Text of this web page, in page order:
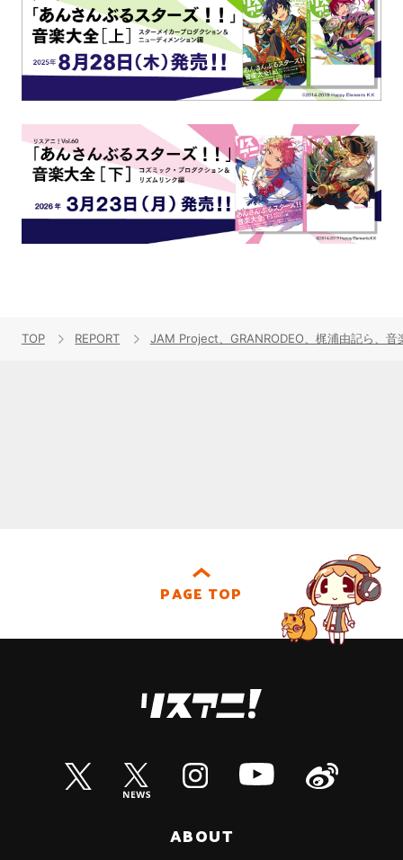
TOP REPORT JAM Project、GRANRODEO、梶浦由記ら、音
PAGE TOP
ABOUT